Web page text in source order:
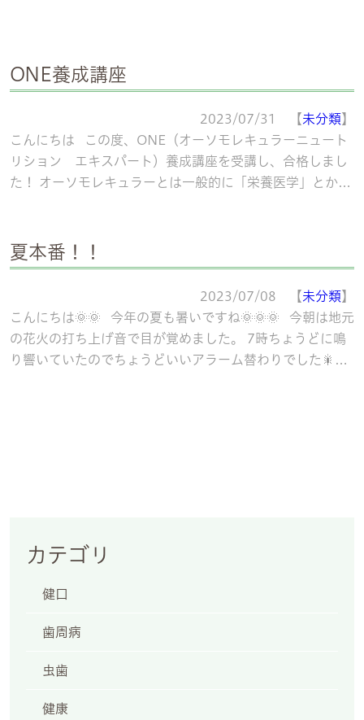
ONE養成講座
2023/07/31 【未分類】
こんにちは この度、ONE（オーソモレキュラーニュート
リション エキスパート）養成講座を受講し、合格しまし
た！ オーソモレキュラーとは一般的に「栄養医学」とか
夏本番！！
2023/07/08 【未分類】
こんにちは🌞🌞 今年の夏も暑いですね🌞🌞🌞 今朝は地元
の花火の打ち上げ音で目が覚めました。 7時ちょうどに鳴
り響いていたのでちょうどいいアラーム替わりでした🎇🌻
カテゴリ
健口
歯周病
虫歯
健康